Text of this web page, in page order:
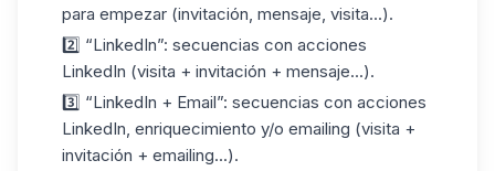
para empezar (invitación, mensaje, visita...).
2️⃣ “LinkedIn”: secuencias con acciones
LinkedIn (visita + invitación + mensaje...).
3️⃣ “LinkedIn + Email”: secuencias con acciones
LinkedIn, enriquecimiento y/o emailing (visita +
invitación + emailing...).